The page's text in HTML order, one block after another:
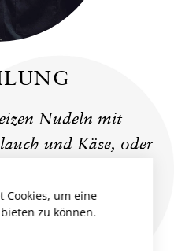
Nudeln mit
und Käse, oder
mit
klassisch zu
Bourguignon"
Cookies, um eine
zu können.